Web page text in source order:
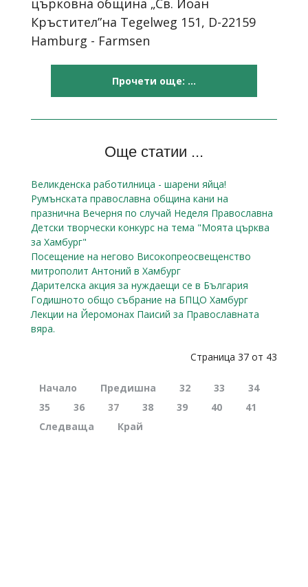
църковна община „Св. Йоан
Кръстител”на Tegelweg 151, D-22159
Hamburg - Farmsen
Прочети още: ...
Още статии ...
Великденска работилница - шарени яйца!
Румънската православна община кани на
празнична Вечерня по случай Неделя Православна
Детски творчески конкурс на тема "Моята църква
за Хамбург"
Посещение на негово Високопреосвещенство
митрополит Антоний в Хамбург
Дарителска акция за нуждаещи се в България
Годишното общо събрание на БПЦО Хамбург
Лекции на Йеромонах Паисий за Православната
вяра.
Страница 37 от 43
Начало Предишна 32 33
34
35
36 37 38 39 40
41
Следваща
Край